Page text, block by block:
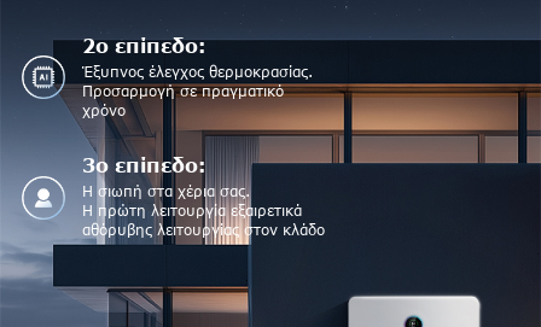
2ο επίπεδο:
Έξυπνος έλεγχος θερμοκρασίας.
Προσαρμογή σε πραγματικό
χρόνο
3ο επίπεδο:
Η σιωπή στα χέρια σας.
Η πρώτη λειτουργία εξαιρετικά
αθόρυβης λειτουργίας στον κλάδο